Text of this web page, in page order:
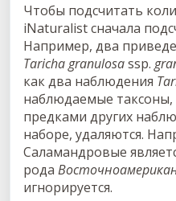
Чтобы подсчитать
iNaturalist сначала
Например, два
Taricha granulosassp.
как два наблюдения
наблюдаемые таксоны,
предками других
наборе, удаляются.
Саламандровые
рода
игнорируется.